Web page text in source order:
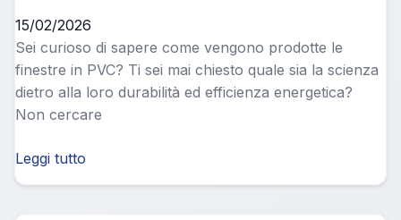
15/02/2026
Sei curioso di sapere come vengono prodotte le
finestre in PVC? Ti sei mai chiesto quale sia la scienza
dietro alla loro durabilità ed efficienza energetica?
Non cercare
Leggi tutto